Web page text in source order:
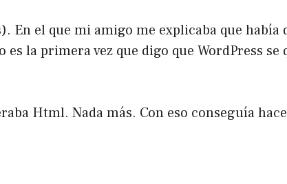
En el que mi amigo me explicaba que había
la primera vez que digo que WordPress se
Html. Nada más. Con eso conseguía